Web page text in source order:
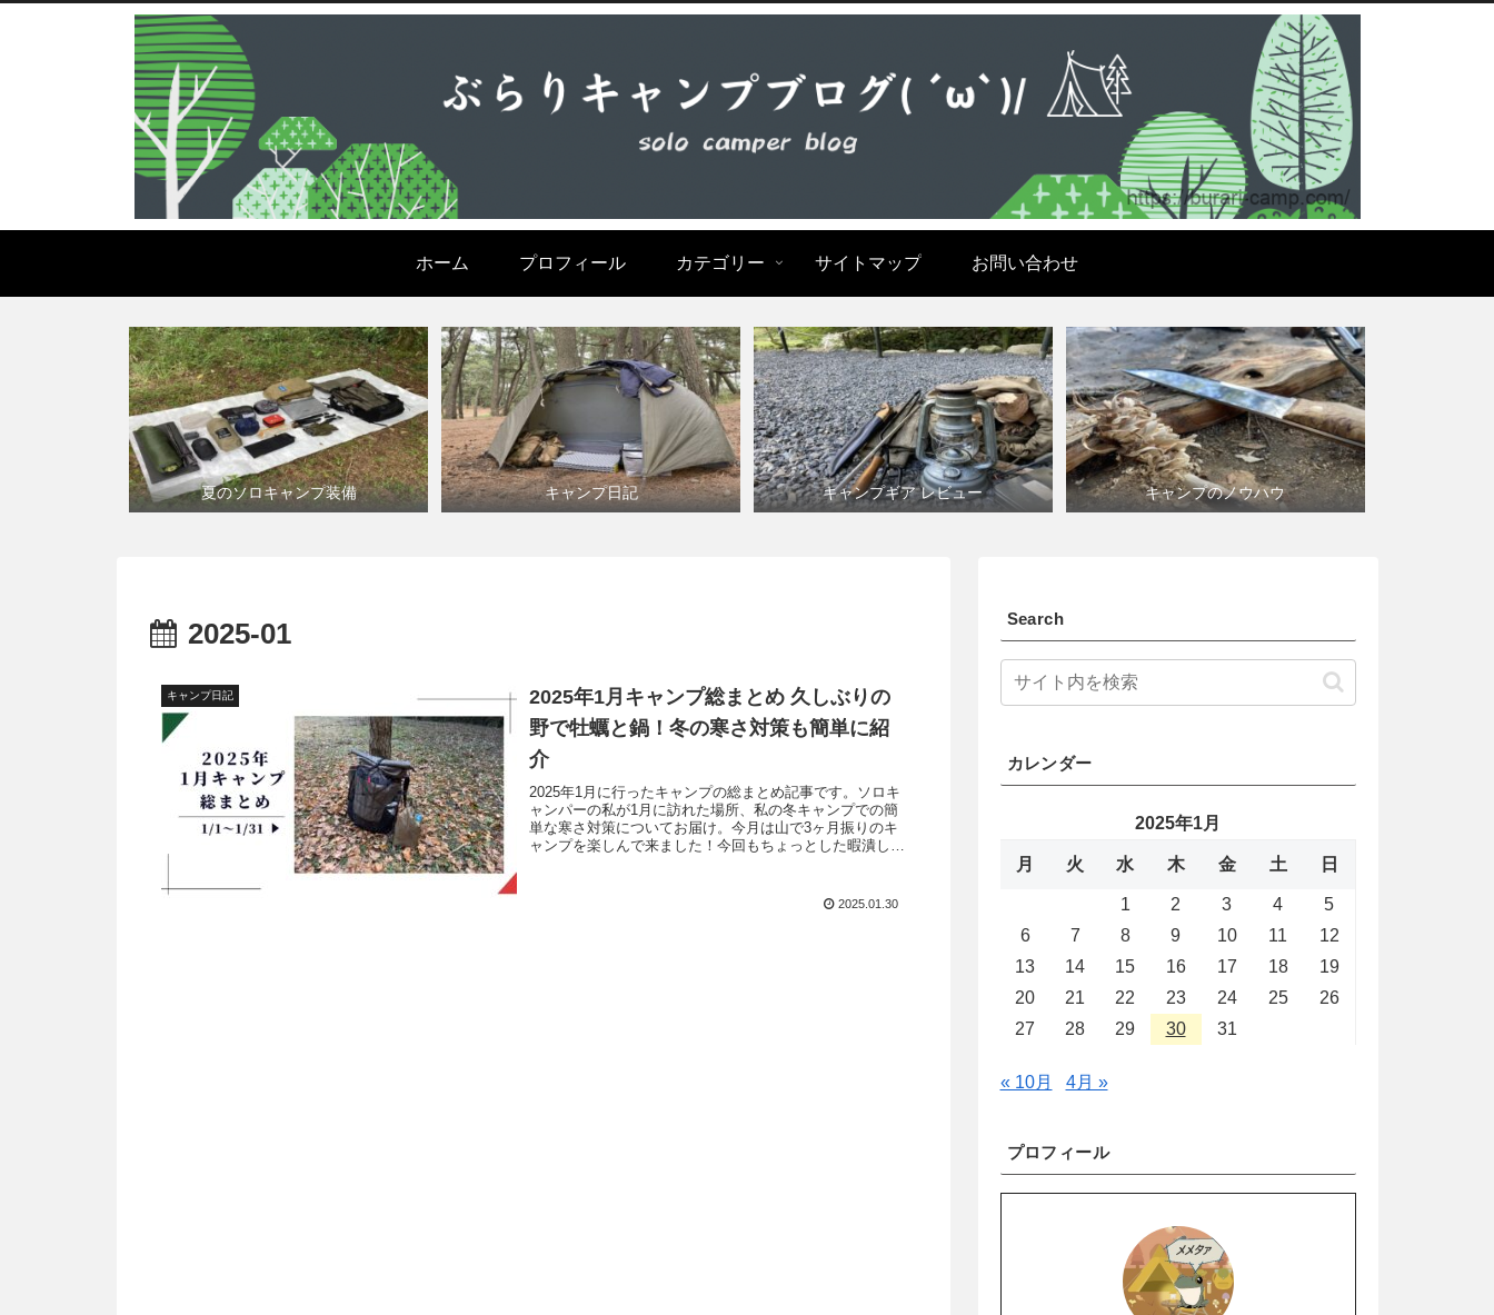
ホーム プロフィール カテゴリー サイトマップ お問い合わせ
夏のソロキャンプ装備 キャンプ日記 キャンプギア レビュー キャンプのノウハウ
2025-01
キャンプ日記
2025年1月キャンプ総まとめ 久しぶりの
野で牡蠣と鍋！冬の寒さ対策も簡単に紹
介
2025年1月に行ったキャンプの総まとめ記事です。ソロキ
ャンパーの私が1月に訪れた場所、私の冬キャンプでの簡
単な寒さ対策についてお届け。今月は山で3ヶ月振りのキ
ャンプを楽しんで来ました！今回もちょっとした暇潰し程
2025.01.30
Search
カレンダー
2025年1月
月 火 水 木 金 土 日
1 2 3 4
5
6
7 8 9 10 11
12
13
14 15 16 17 18
19
20
21 22 23 24 25
26
27
28 29 30 31
« 10月 4月 »
プロフィール